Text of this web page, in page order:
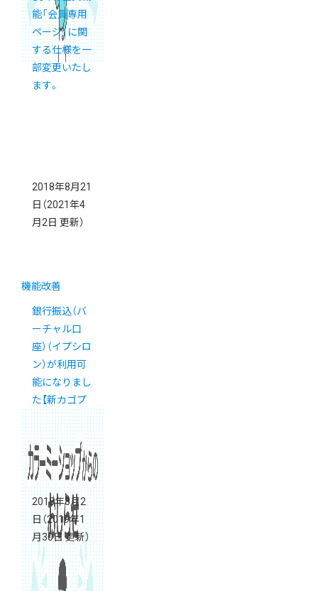
能「会員専用
ページ」に関
する仕様を一
部変更いたし
ます。
2018年8月21
日 （2021年4
月2日 更新）
機能改善
銀行振込（バ
ーチャル口
座）（イプシロ
ン）が利用可
能になりまし
た【新カゴプ
ロジェクト通
信 Vol.14】
2018年8月2
日（2019年1
月30日 更新）